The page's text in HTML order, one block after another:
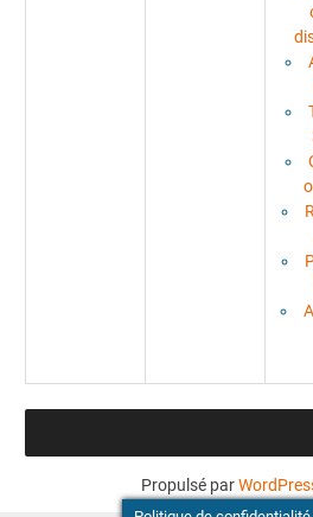
Propulsé par